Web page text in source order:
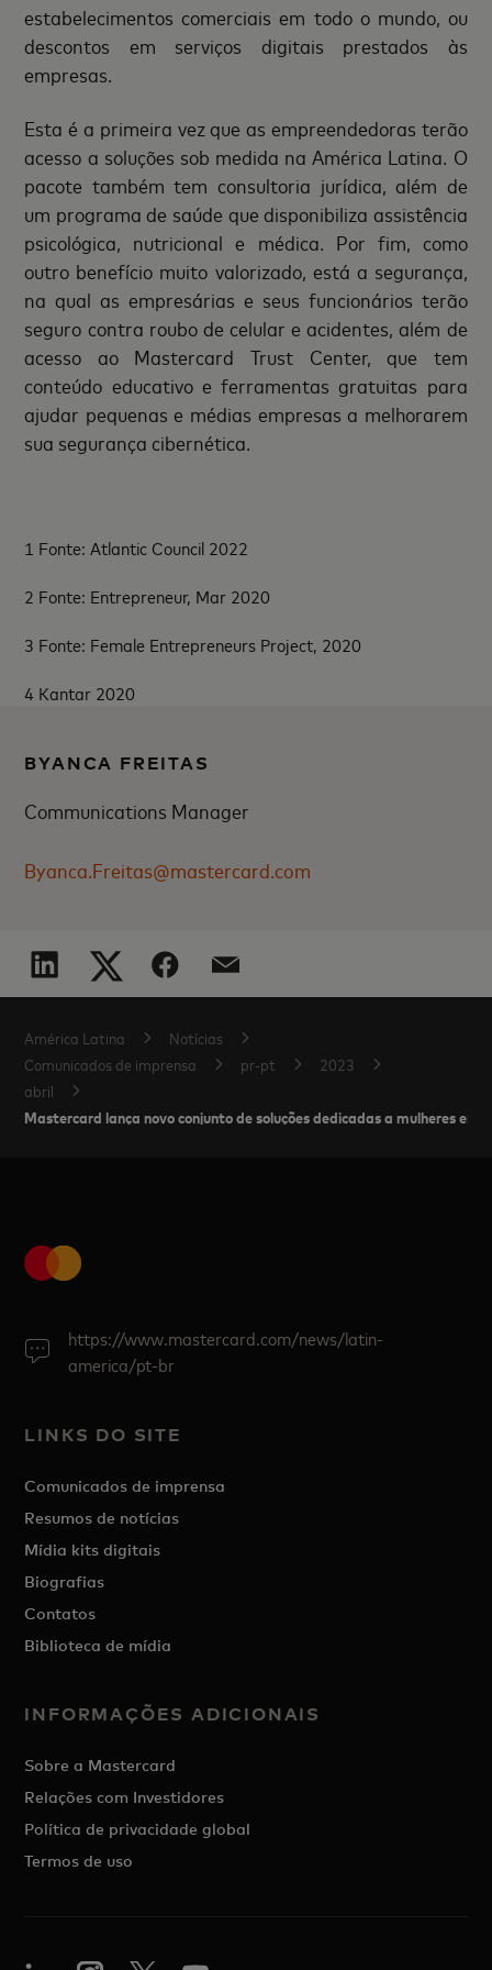
estabelecimentos comerciais em todo o mundo, ou
descontos em serviços digitais prestados às
empresas.
Esta é a primeira vez que as empreendedoras terão
acesso a soluções sob medida na América Latina. O
pacote também tem consultoria jurídica, além de
um programa de saúde que disponibiliza assistência
psicológica, nutricional e médica. Por fim, como
outro benefício muito valorizado, está a segurança,
na qual as empresárias e seus funcionários terão
seguro contra roubo de celular e acidentes, além de
acesso ao Mastercard Trust Center, que tem
conteúdo educativo e ferramentas gratuitas para
ajudar pequenas e médias empresas a melhorarem
sua segurança cibernética.
1 Fonte: Atlantic Council 2022
2 Fonte: Entrepreneur, Mar 2020
3 Fonte: Female Entrepreneurs Project, 2020
4 Kantar 2020
BYANCA FREITAS
Communications Manager
Byanca.Freitas@mastercard.com
América Latina
Notícias
Comunicados de imprensa
pr-pt
2023
abril
Mastercard lança novo conjunto de soluções dedicadas a mulheres
https://www.mastercard.com/news/latin-
america/pt-br
LINKS DO SITE
Comunicados de imprensa
Resumos de notícias
Mídia kits digitais
Biografias
Contatos
Biblioteca de mídia
INFORMAÇÕES ADICIONAIS
Sobre a Mastercard
Relações com Investidores
Política de privacidade global
Termos de uso